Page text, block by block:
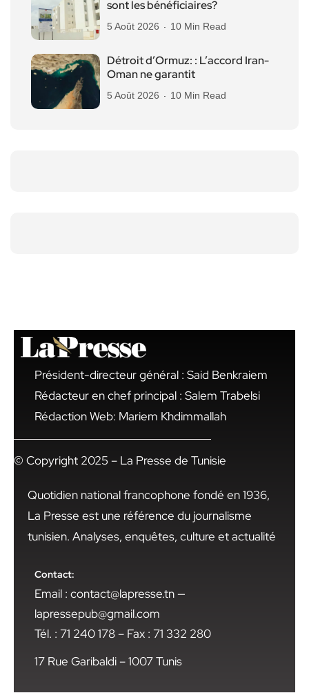
sont les bénéficiaires?
5 Août 2026 10 Min Read
Détroit d’Ormuz: : L’accord Iran-
Oman ne garantit
5 Août 2026 10 Min Read
Président-directeur général : Said Benkraiem
Rédacteur en chef principal : Salem Trabelsi
Rédaction Web: Mariem Khdimmallah
© Copyright 2025 – La Presse de Tunisie
Quotidien national francophone fondé en 1936,
La Presse est une référence du journalisme
tunisien. Analyses, enquêtes, culture et actualité
Contact:
Email : contact@lapresse.tn —
lapressepub@gmail.com
Tél. : 71 240 178 – Fax : 71 332 280
17 Rue Garibaldi – 1007 Tunis